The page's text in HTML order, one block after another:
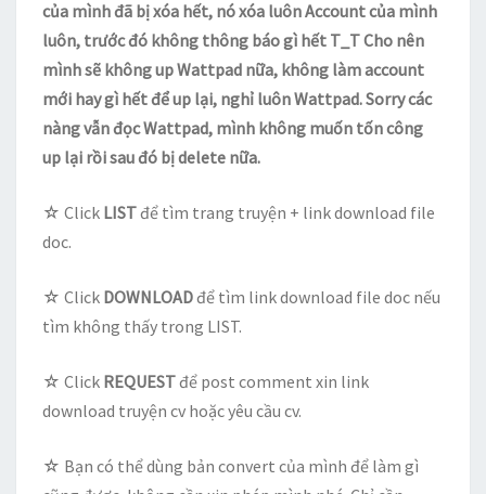
của mình đã bị xóa hết, nó xóa luôn Account của mình
luôn, trước đó không thông báo gì hết T_T Cho nên
mình sẽ không up Wattpad nữa, không làm account
mới hay gì hết để up lại, nghỉ luôn Wattpad. Sorry các
nàng vẫn đọc Wattpad, mình không muốn tốn công
up lại rồi sau đó bị delete nữa.
☆ Click LISTđể tìm trang truyện + link download file
doc.
☆ Click DOWNLOADđể tìm link download file doc nếu
tìm không thấy trong LIST.
☆ Click REQUESTđể post comment xin link
download truyện cv hoặc yêu cầu cv.
☆ Bạn có thể dùng bản convert của mình để làm gì